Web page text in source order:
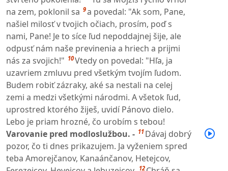
na zem, poklonil sa 9a povedal: "Ak som, Pane,
našiel milosť v tvojich očiach, prosím, poď s
nami, Pane! Je to síce ľud nepoddajnej šije, ale
odpusť nám naše previnenia a hriech a prijmi
nás za svojich!" 10Vtedy on povedal: "Hľa, ja
uzavriem zmluvu pred všetkým tvojím ľudom.
Budem robiť zázraky, aké sa nestali na celej
zemi a medzi všetkými národmi. A všetok ľud,
uprostred ktorého žiješ, uvidí Pánovo dielo.
Lebo je priam hrozné, čo urobím s tebou!
Varovanie pred modloslužbou. - 11 Dávaj dobrý
pozor, čo ti dnes prikazujem. Ja vyženiem spred
teba Amorejčanov, Kanaánčanov, Hetejcov,
12